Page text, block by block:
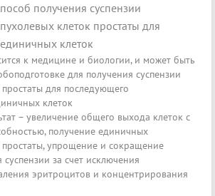
получения суспензии
клеток простаты для
клеток
к медицине и биологии, и может быть
для получения суспензии
для последующего
клеток
– увеличение общего выхода клеток с
получение единичных
простаты, упрощение и сокращение
за счет исключения
эритроцитов и концентрирования